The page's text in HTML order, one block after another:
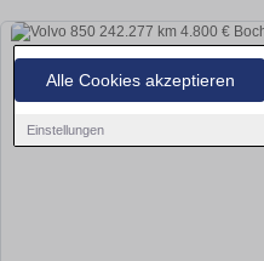
Alle Cookies akzeptieren
Einstellungen